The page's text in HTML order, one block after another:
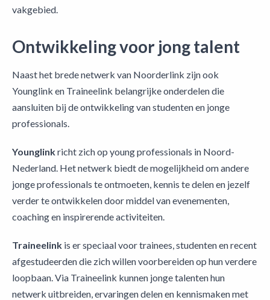
vakgebied.
Ontwikkeling voor jong talent
Naast het brede netwerk van Noorderlink zijn ook
Younglink en Traineelink belangrijke onderdelen die
aansluiten bij de ontwikkeling van studenten en jonge
professionals.
Younglinkricht zich op young professionals in Noord-
Nederland. Het netwerk biedt de mogelijkheid om andere
jonge professionals te ontmoeten, kennis te delen en jezelf
verder te ontwikkelen door middel van evenementen,
coaching en inspirerende activiteiten.
Traineelink is er speciaal voor trainees, studenten en recent
afgestudeerden die zich willen voorbereiden op hun verdere
loopbaan. Via Traineelink kunnen jonge talenten hun
netwerk uitbreiden, ervaringen delen en kennismaken met